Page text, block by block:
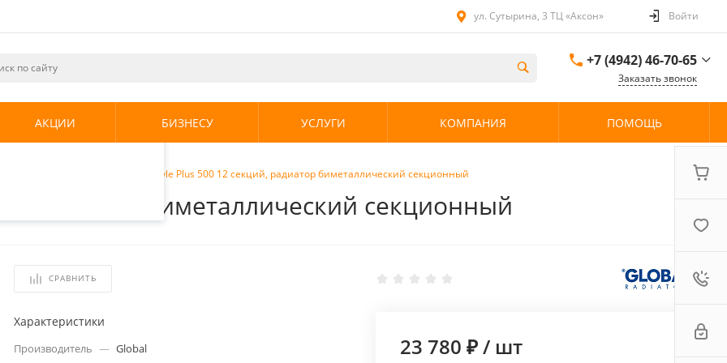
и
использования.
.
ул. Сутырина, 3 ТЦ «Аксон» Войти
+7 (4942) 46-70-65
ул. Сутырина, 3 ТЦ
Заказать звонок
АКЦИИ БИЗНЕСУ УСЛУГИ КОМПАНИЯ ПОМОЩЬ
Global Style Plus 500 12 секций, радиатор биметаллический секционный
радиатор биметаллический секционный
СРАВНИТЬ
Характеристики
Производитель — Global
23 780 ₽/ шт